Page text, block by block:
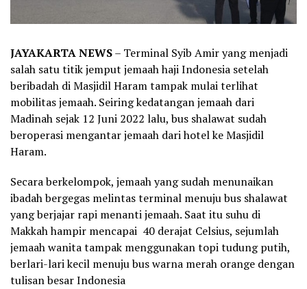
JAYAKARTA NEWS– Terminal Syib Amir yang menjadi
salah satu titik jemput jemaah haji Indonesia setelah
beribadah di Masjidil Haram tampak mulai terlihat
mobilitas jemaah. Seiring kedatangan jemaah dari
Madinah sejak 12 Juni 2022 lalu, bus shalawat sudah
beroperasi mengantar jemaah dari hotel ke Masjidil
Haram.
Secara berkelompok, jemaah yang sudah menunaikan
ibadah bergegas melintas terminal menuju bus shalawat
yang berjajar rapi menanti jemaah. Saat itu suhu di
Makkah hampir mencapai 40 derajat Celsius, sejumlah
jemaah wanita tampak menggunakan topi tudung putih,
berlari-lari kecil menuju bus warna merah orange dengan
tulisan besar Indonesia